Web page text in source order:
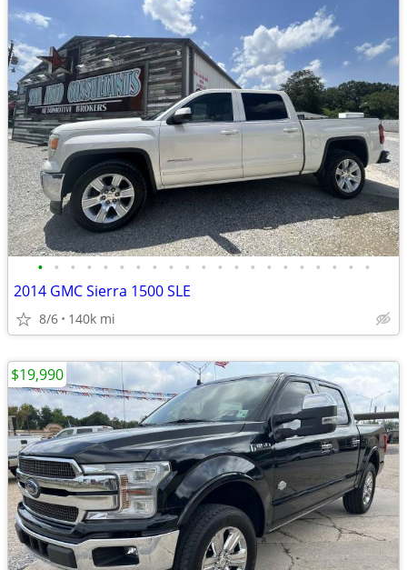
• • • • • • • • • • • • • • • • • • • • •
2014 GMC Sierra 1500 SLE
8/6 140k mi
$19,990